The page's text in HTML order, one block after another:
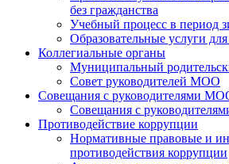
без гражданства
Учебный процесс в период
Образовательные услуги
Коллегиальные органы
Муниципальный
Совет руководителей МОО
Совещания с руководителями
Совещания с
Противодействие коррупции
Нормативные правовые и
противодействия коррупции